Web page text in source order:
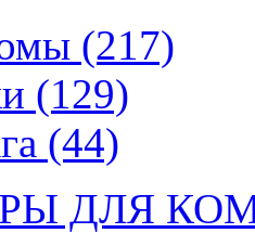
(217)
(129)
(44)
ДЛЯ